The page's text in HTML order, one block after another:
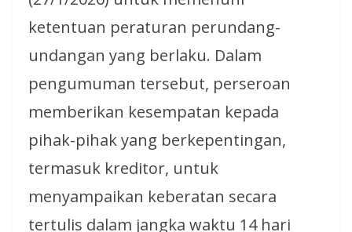
ketentuan peraturan perundang-
undangan yang berlaku. Dalam
pengumuman tersebut, perseroan
memberikan kesempatan kepada
pihak-pihak yang berkepentingan,
termasuk kreditor, untuk
menyampaikan keberatan secara
tertulis dalam jangka waktu 14 hari